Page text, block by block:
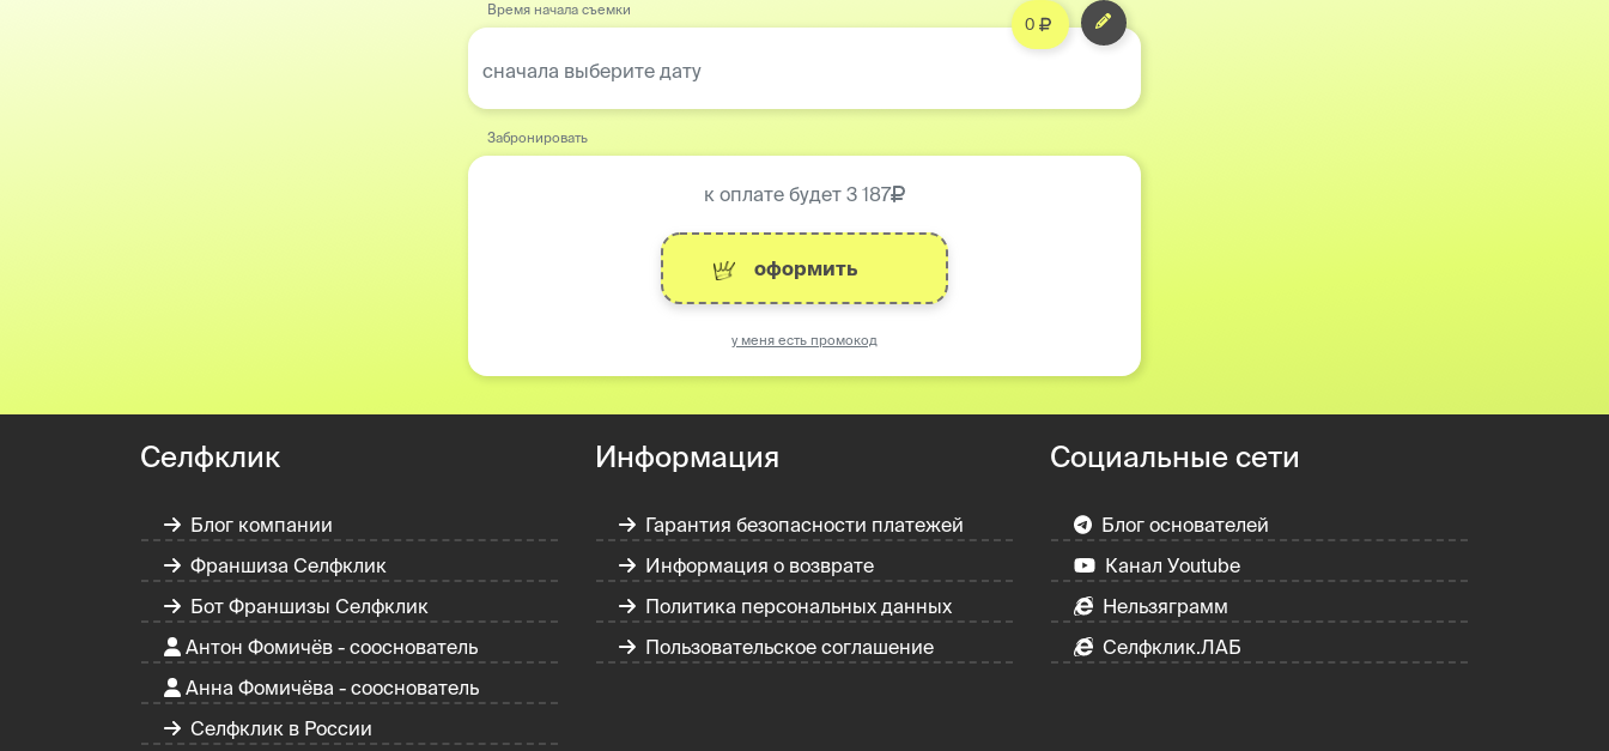
0
Время начала съемки
сначала выберите дату
Забронировать
к оплате будет 3 187
оформить
у меня есть промокод
Селфклик
Блог компании
Франшиза Селфклик
Бот Франшизы Селфклик
Антон Фомичёв - сооснователь
Анна Фомичёва - сооснователь
Селфклик в России
Информация
Гарантия безопасности платежей
Информация о возврате
Политика персональных данных
Пользовательское соглашение
Социальные сети
Блог основателей
Канал Уoutube
Нельзяграмм
Селфклик.ЛАБ